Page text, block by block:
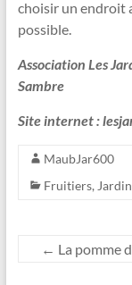
choisir un endroit
possible.
Association Les
Sambre
Site internet :
MaubJar600
Fruitiers,
← La pomme